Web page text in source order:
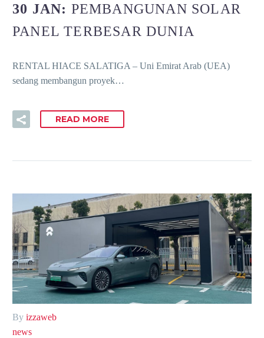
30 JAN: PEMBANGUNAN SOLAR
PANEL TERBESAR DUNIA
RENTAL HIACE SALATIGA – Uni Emirat Arab (UEA)
sedang membangun proyek…
READ MORE
By izzaweb
news